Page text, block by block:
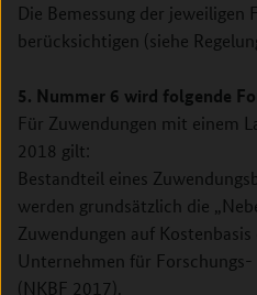
Die Bemessung der jeweiligen
berücksichtigen (siehe
5. Nummer 6 wird folgende
Für Zuwendungen mit einem
2018 gilt:
Bestandteil eines
werden grundsätzlich die
Zuwendungen auf
Unternehmen für
(NKBF 2017).